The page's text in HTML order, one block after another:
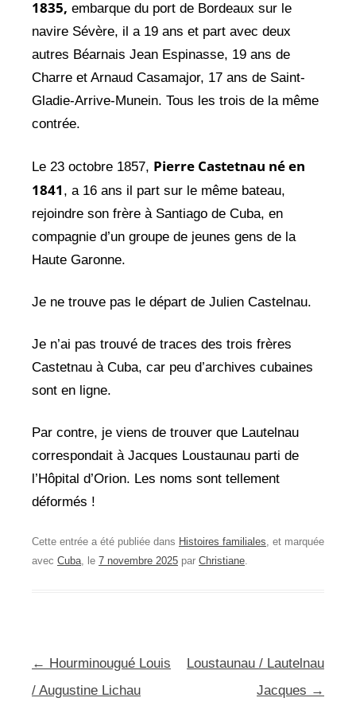
1835, embarque du port de Bordeaux sur le
navire Sévère, il a 19 ans et part avec deux
autres Béarnais Jean Espinasse, 19 ans de
Charre et Arnaud Casamajor, 17 ans de Saint-
Gladie-Arrive-Munein. Tous les trois de la même
contrée.
Le 23 octobre 1857, Pierre Castetnau né en
1841 , a 16 ans il part sur le même bateau,
rejoindre son frère à Santiago de Cuba, en
compagnie d’un groupe de jeunes gens de la
Haute Garonne.
Je ne trouve pas le départ de Julien Castelnau.
Je n’ai pas trouvé de traces des trois frères
Castetnau à Cuba, car peu d’archives cubaines
sont en ligne.
Par contre, je viens de trouver que Lautelnau
correspondait à Jacques Loustaunau parti de
l’Hôpital d’Orion. Les noms sont tellement
déformés !
Cette entrée a été publiée dans Histoires familiales, et marquée
avec Cuba, le 7 novembre 2025 par Christiane.
Navigation
des
← Hourminougué Louis
/ Augustine Lichau
Loustaunau / Lautelnau
Jacques →